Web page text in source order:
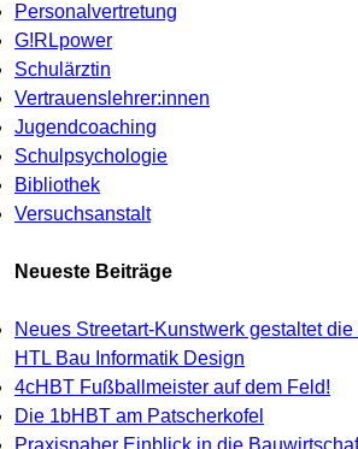
Personalvertretung
G!RLpower
Schulärztin
Vertrauenslehrer:innen
Jugendcoaching
Schulpsychologie
Bibliothek
Versuchsanstalt
Neueste Beiträge
Neues Streetart-Kunstwerk gestaltet
HTL Bau Informatik Design
4cHBT Fußballmeister auf dem Feld!
Die 1bHBT am Patscherkofel
Praxisnaher Einblick in die